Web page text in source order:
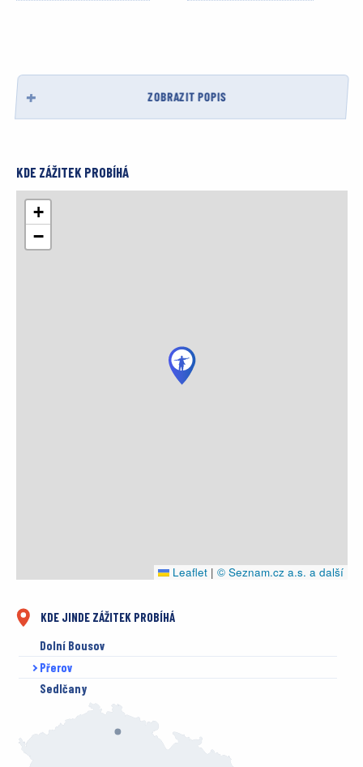
ZOBRAZIT POPIS
KDE ZÁŽITEK PROBÍHÁ
+
−
Leaflet | © Seznam.cz a.s. a další
KDE JINDE ZÁŽITEK PROBÍHÁ
Dolní Bousov
Přerov
Sedlčany